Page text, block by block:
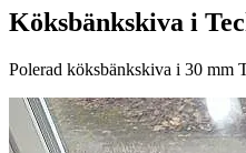
Köksbänkskiva i
Polerad köksbänkskiva i 30 mm